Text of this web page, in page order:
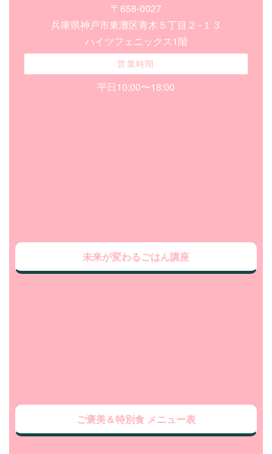
〒658-0027
兵庫県神戸市東灘区青木５丁目２−１３
ハイツフェニックス1階
営業時間
平日10:00〜18:00
未来が変わるごはん講座
ご褒美＆特別食 メニュー表